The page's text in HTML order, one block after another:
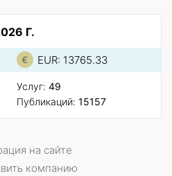
Г.
EUR: 13765.33
Услуг: 49
Публикаций: 15157
на сайте
компанию